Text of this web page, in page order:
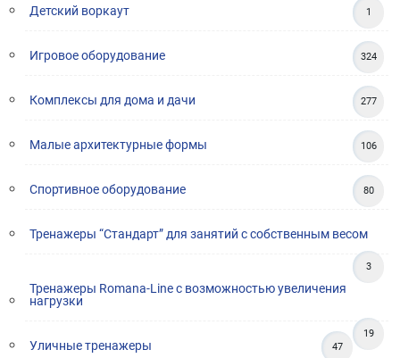
Детский воркаут 1
Игровое оборудование 324
Комплексы для дома и дачи 277
Малые архитектурные формы 106
Спортивное оборудование 80
Тренажеры “Стандарт” для занятий с собственным весом
3
Тренажеры Romana-Line с возможностью увеличения
нагрузки
19
Уличные тренажеры 47